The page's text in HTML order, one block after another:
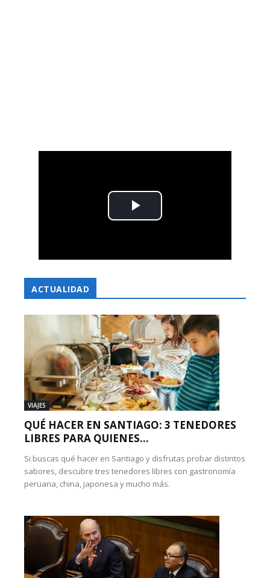
ACTUALIDAD
VIAJES
QUÉ HACER EN SANTIAGO: 3 TENEDORES
LIBRES PARA QUIENES...
Si buscas qué hacer en Santiago y disfrutas probar distintos
sabores, descubre tres tenedores libres con gastronomía
peruana, china, japonesa y mucho más.